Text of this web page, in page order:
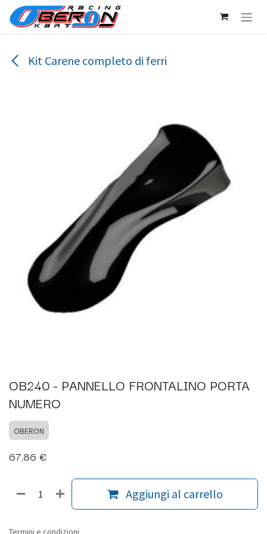
Passa al contenuto
Kit Carene completo di ferri
OB240 - PANNELLO FRONTALINO PORTA
NUMERO
OBERON
67,86 €
Aggiungi al carrello
Termini e condizioni